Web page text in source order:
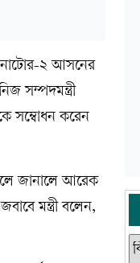
নাটোর-২ আসনের
সম্পদমন্ত্রী
সম্বোধন করেন
জানালে আরেক
মন্ত্রী বলেন,